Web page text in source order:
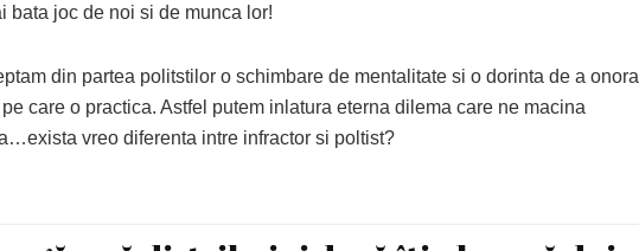
bata joc de noi si de munca lor!
din partea politstilor o schimbare de mentalitate si o dorinta de a onora
care o practica. Astfel putem inlatura eterna dilema care ne macina
vreo diferenta intre infractor si poltist?